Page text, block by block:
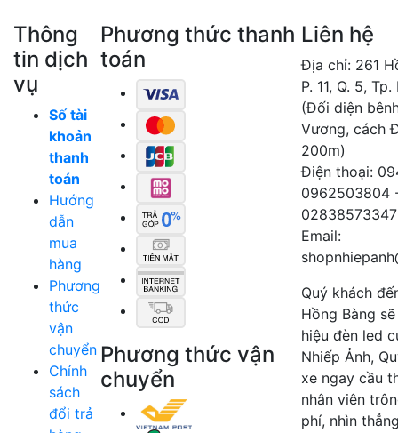
Thông
tin dịch
vụ
Số tài
khoản
thanh
toán
Hướng
dẫn
mua
hàng
Phương
thức
vận
chuyển
Chính
sách
đổi trả
Phương thức thanh
toán
Phương thức vận
chuyển
Liên hệ
Địa chỉ: 261
P. 11, Q. 5,
(Đối diện
Vương, cách
200m)
Điện thoại:
0962503804
02838573347
Email:
Quý khách
Hồng Bàng
hiệu đèn led
Nhiếp Ảnh,
xe ngay cầu
nhân viên
phí, nhìn